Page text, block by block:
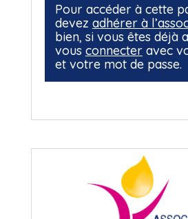
Pour accéder à cette
devez adhérer à
bien, si vous êtes déjà
vous connecteravec
et votre mot de passe.